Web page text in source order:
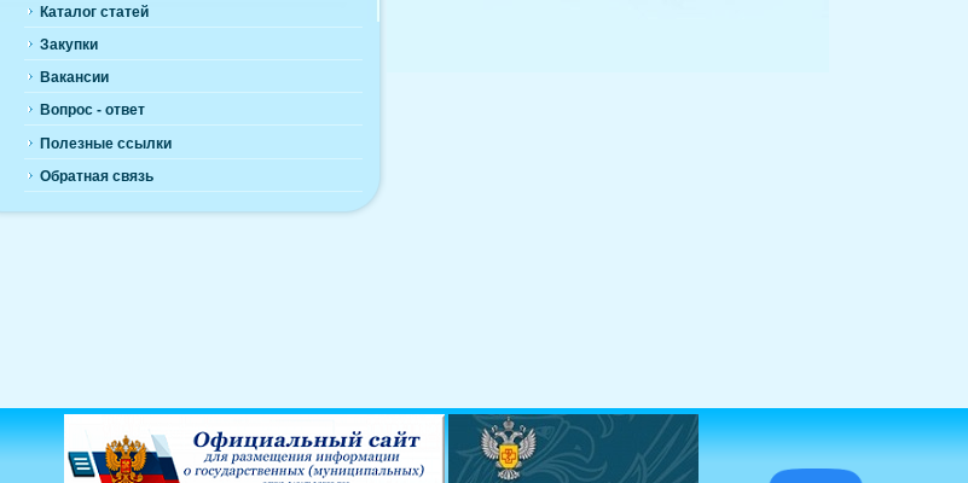
Каталог статей
Закупки
Вакансии
Вопрос - ответ
Полезные ссылки
Обратная связь